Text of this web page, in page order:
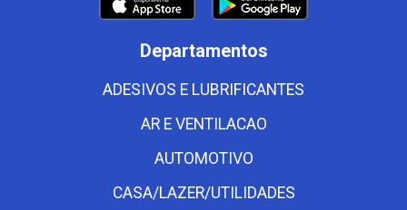
Departamentos
ADESIVOS E LUBRIFICANTES
AR E VENTILACAO
AUTOMOTIVO
CASA/LAZER/UTILIDADES